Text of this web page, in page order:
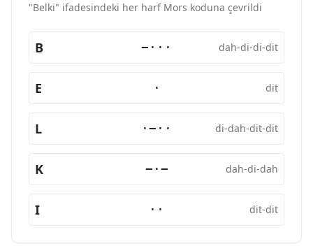
"Belki" ifadesindeki her harf Mors koduna çevrildi
B −··· dah-di-di-dit
E · dit
L ·−·· di-dah-dit-dit
K −·− dah-di-dah
I ·· dit-dit